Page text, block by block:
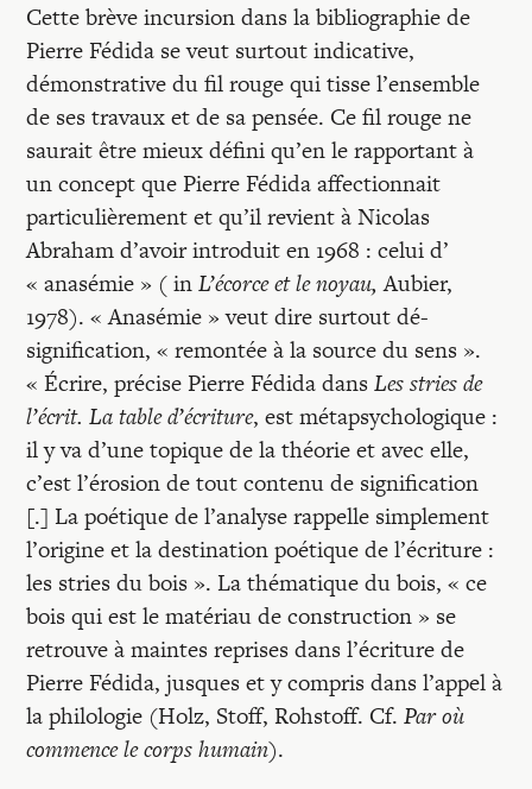
Cette brève incursion dans la bibliographie de
Pierre Fédida se veut surtout indicative,
démonstrative du fil rouge qui tisse l’ensemble
de ses travaux et de sa pensée. Ce fil rouge ne
saurait être mieux défini qu’en le rapportant à
un concept que Pierre Fédida affectionnait
particulièrement et qu’il revient à Nicolas
Abraham d’avoir introduit en 1968 : celui d’
« anasémie » ( inL’écorce et le noyau, Aubier,
1978). « Anasémie » veut dire surtout dé-
signification, « remontée à la source du sens ».
« Écrire, précise Pierre Fédida dansLes stries de
l’écrit. La table d’écriture, est métapsychologique :
il y va d’une topique de la théorie et avec elle,
c’est l’érosion de tout contenu de signification
[.] La poétique de l’analyse rappelle simplement
l’origine et la destination poétique de l’écriture :
les stries du bois ». La thématique du bois, « ce
bois qui est le matériau de construction » se
retrouve à maintes reprises dans l’écriture de
Pierre Fédida, jusques et y compris dans l’appel à
la philologie (Holz, Stoff, Rohstoff. Cf.Par où
commence le corps humain).